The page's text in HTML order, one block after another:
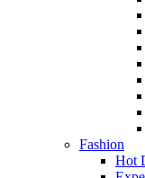
Fashion
Hot